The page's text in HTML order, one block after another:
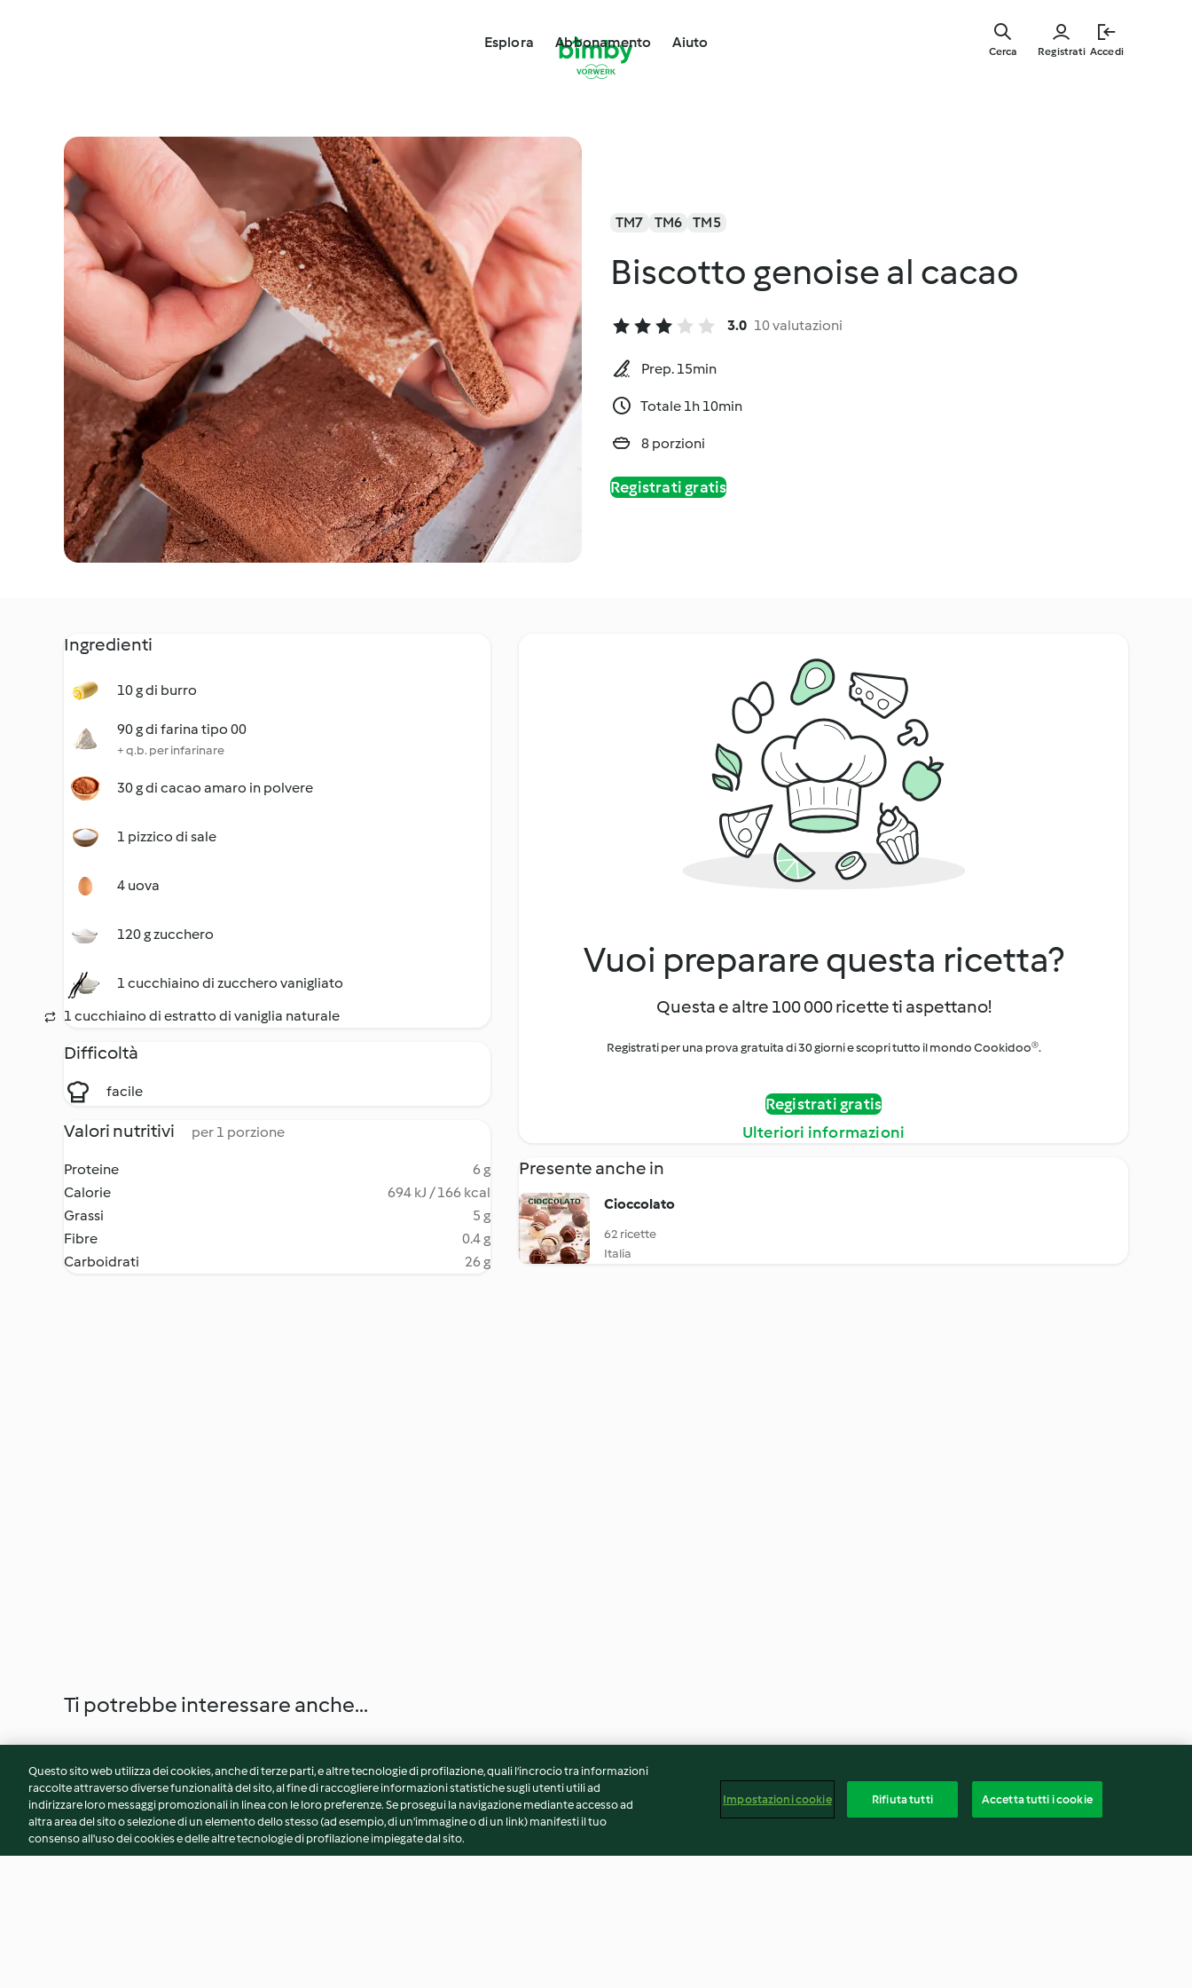
Esplora Abbonamento Aiuto
Registrati Accedi
Cerca
TM7 TM6 TM5
Biscotto genoise al cacao
3.0 10 valutazioni
Prep. 15min
Totale 1h 10min
8 porzioni
Registrati gratis
Ingredienti
10 g di burro
90 g di farina tipo 00
+ q.b. per infarinare
30 g di cacao amaro in polvere
1 pizzico di sale
4 uova
120 g zucchero
1 cucchiaino di zucchero vanigliato
1 cucchiaino di estratto di vaniglia naturale
Difficoltà
facile
Valori nutritivi per 1 porzione
Proteine
6 g
Calorie
694 kJ / 166 kcal
Grassi
5 g
Fibre
0.4 g
Carboidrati
26 g
Vuoi preparare questa ricetta?
Questa e altre 100 000 ricette ti aspettano!
Registrati per una prova gratuita di 30 giorni e scopri tutto il mondo Cookidoo®.
Registrati gratis
Ulteriori informazioni
Presente anche in
Cioccolato
62 ricette
Italia
Ti potrebbe interessare anche...
Questo sito web utilizza dei cookies, anche di terze parti, e altre tecnologie di profilazione, quali l’incrocio tra informazioni
raccolte attraverso diverse funzionalità del sito, al fine di raccogliere informazioni statistiche sugli utenti utili ad
indirizzare loro messaggi promozionali in linea con le loro preferenze. Se prosegui la navigazione mediante accesso ad
altra area del sito o selezione di un elemento dello stesso (ad esempio, di un'immagine o di un link) manifesti il tuo
consenso all'uso dei cookies e delle altre tecnologie di profilazione impiegate dal sito.
Impostazioni cookie Rifiuta tutti Accetta tutti i cookie